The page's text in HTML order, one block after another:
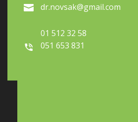
dr.novsak@gmail.com
01 512 32 58
051 653 831